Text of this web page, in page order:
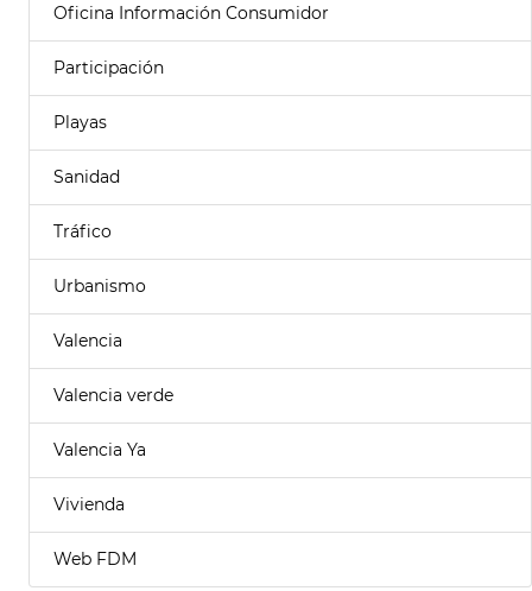
Oficina Información Consumidor
Participación
Playas
Sanidad
Tráfico
Urbanismo
Valencia
Valencia verde
Valencia Ya
Vivienda
Web FDM